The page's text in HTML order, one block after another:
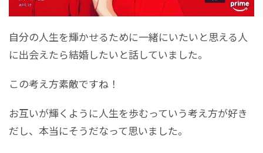
自分の人生を輝かせるために一緒にいたいと思える人
に出会えたら結婚したいと話していました。
この考え方素敵ですね！
お互いが輝くように人生を歩むっていう考え方が好き
だし、本当にそうだなって思いました。